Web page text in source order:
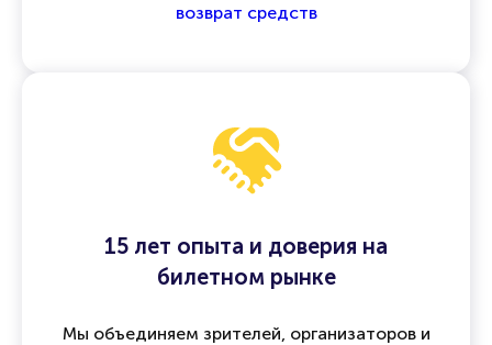
возврат средств
15 лет опыта и доверия на
билетном рынке
Мы объединяем зрителей, организаторов и